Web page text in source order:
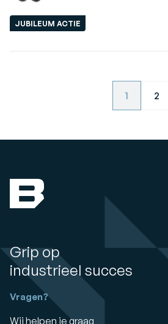
JUBILEUM ACTIE
1 2
Grip op
industrieel succes
Vragen?
Wij helpen je graag